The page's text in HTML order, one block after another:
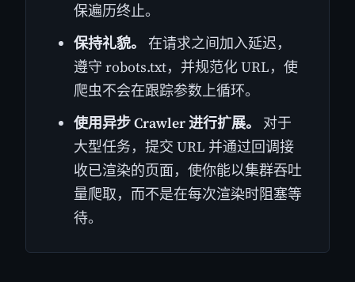
保遍历终止。
保持礼貌。 在请求之间加入延迟，
遵守 robots.txt，并规范化 URL，使
爬虫不会在跟踪参数上循环。
使用异步 Crawler 进行扩展。
对于
大型任务，提交 URL 并通过回调接
收已渲染的页面，使你能以集群吞吐
量爬取，而不是在每次渲染时阻塞等
待。